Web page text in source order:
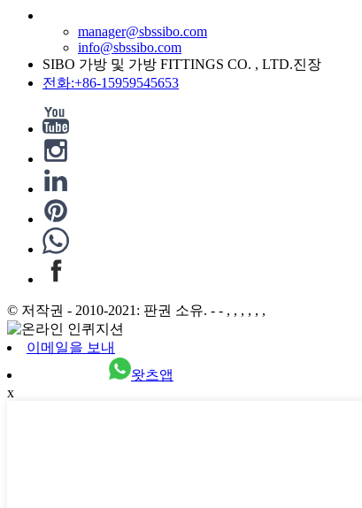
manager@sbssibo.com
info@sbssibo.com
SIBO 가방 및 가방 FITTINGS CO. , LTD.진장
전화:+86-15959545653
© 저작권 - 2010-2021: 판권 소유. - - , , , , , ,
이메일을 보내
왓츠앱
x